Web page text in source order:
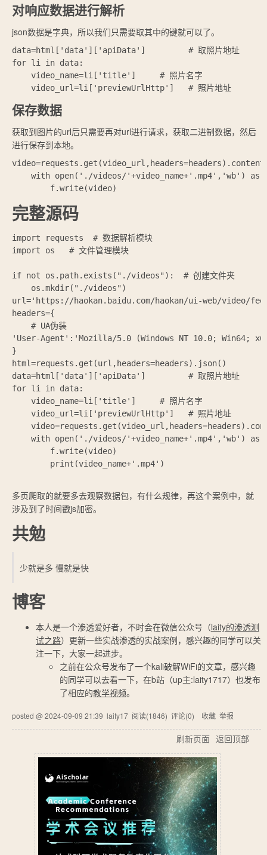
对响应数据进行解析
json数据是字典，所以我们只需要取其中的键就可以了。
data=html['data']['apiData']         # 取照片地址
for li in data:
    video_name=li['title']     # 照片名字
保存数据
获取到图片的url后只需要再对url进行请求，获取二进制数据，然后
进行保存到本地。
video=requests.get(video_url,headers=headers).content
with open('./videos/'+video_name+'.mp4','wb') as
完整源码
import requests  # 数据解析模块
import os   # 文件管理模块
if not os.path.exists("./videos"):  # 创建文件夹
    os.mkdir("./videos")
url='https://haokan.baidu.com/haokan/ui-web/video/
headers={
    # UA伪装
'User-Agent':'Mozilla/5.0 (Windows NT 10.0; Win64;
}
html=requests.get(url,headers=headers).json()
data=html['data']['apiData']         # 取照片地址
for li in data:
    video_name=li['title']     # 照片名字
    video_url=li['previewUrlHttp']   # 照片地址
with open('./videos/'+video_name+'.mp4','wb') as
        f.write(video)
        print(video_name+'.mp4')
多页爬取的就要多去观察数据包，有什么规律，再这个案例中，就
涉及到了时间戳js加密。
共勉
少就是多 慢就是快
博客
本人是一个渗透爱好者，不时会在微信公众号（laity的渗透测
试之路）更新一些实战渗透的实战案例，感兴趣的同学可以关
注一下，大家一起进步。
之前在公众号发布了一个kali破解WiFi的文章，感兴趣
的同学可以去看一下，在b站（up主:laity1717）也发布
了相应的教学视频。
posted @2024-09-09 21:39 laity17 阅读(1846) 评论(0) 收藏 举报
刷新页面 返回顶部